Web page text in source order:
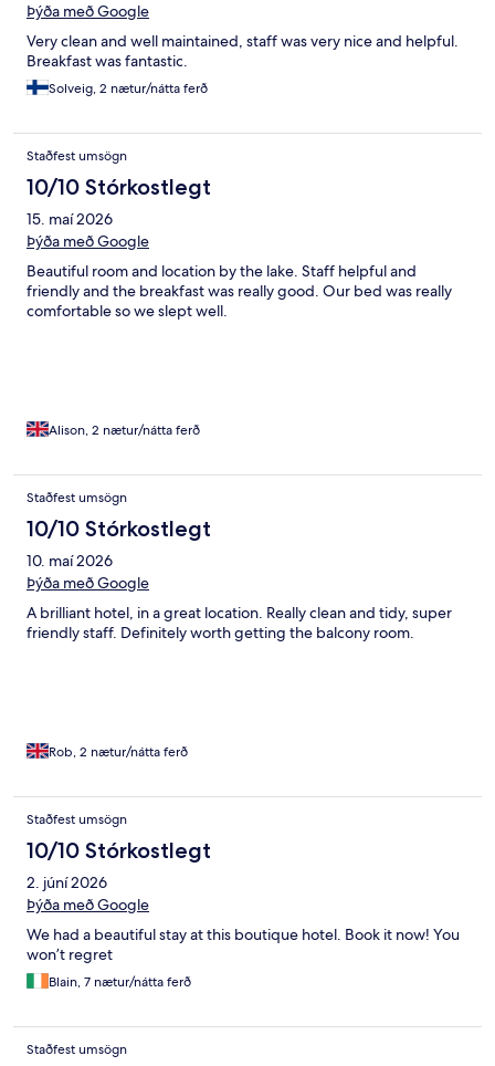
Þýða með Google
Very clean and well maintained, staff was very nice and helpful.
Breakfast was fantastic.
Solveig, 2 nætur/nátta ferð
Staðfest umsögn
10/10 Stórkostlegt
15. maí 2026
Þýða með Google
Beautiful room and location by the lake. Staff helpful and
friendly and the breakfast was really good. Our bed was really
comfortable so we slept well.
Alison, 2 nætur/nátta ferð
Staðfest umsögn
10/10 Stórkostlegt
10. maí 2026
Þýða með Google
A brilliant hotel, in a great location. Really clean and tidy, super
friendly staff. Definitely worth getting the balcony room.
Rob, 2 nætur/nátta ferð
Staðfest umsögn
10/10 Stórkostlegt
2. júní 2026
Þýða með Google
We had a beautiful stay at this boutique hotel. Book it now! You
won’t regret
Blain, 7 nætur/nátta ferð
Staðfest umsögn